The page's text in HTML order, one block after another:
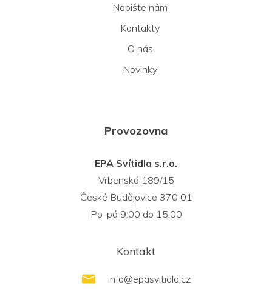
Napište nám
Kontakty
O nás
Novinky
Provozovna
EPA Svítidla s.r.o.
Vrbenská 189/15
České Budějovice 370 01
Po-pá 9:00 do 15:00
Kontakt
info@epasvitidla.cz